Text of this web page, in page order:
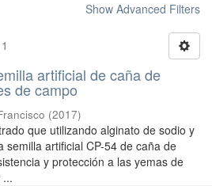
Show Advanced Filters
artificial de caña de
de campo
(2017)
que utilizando alginato de sodio y
semilla artificial CP-54 de caña de
y protección a las yemas de